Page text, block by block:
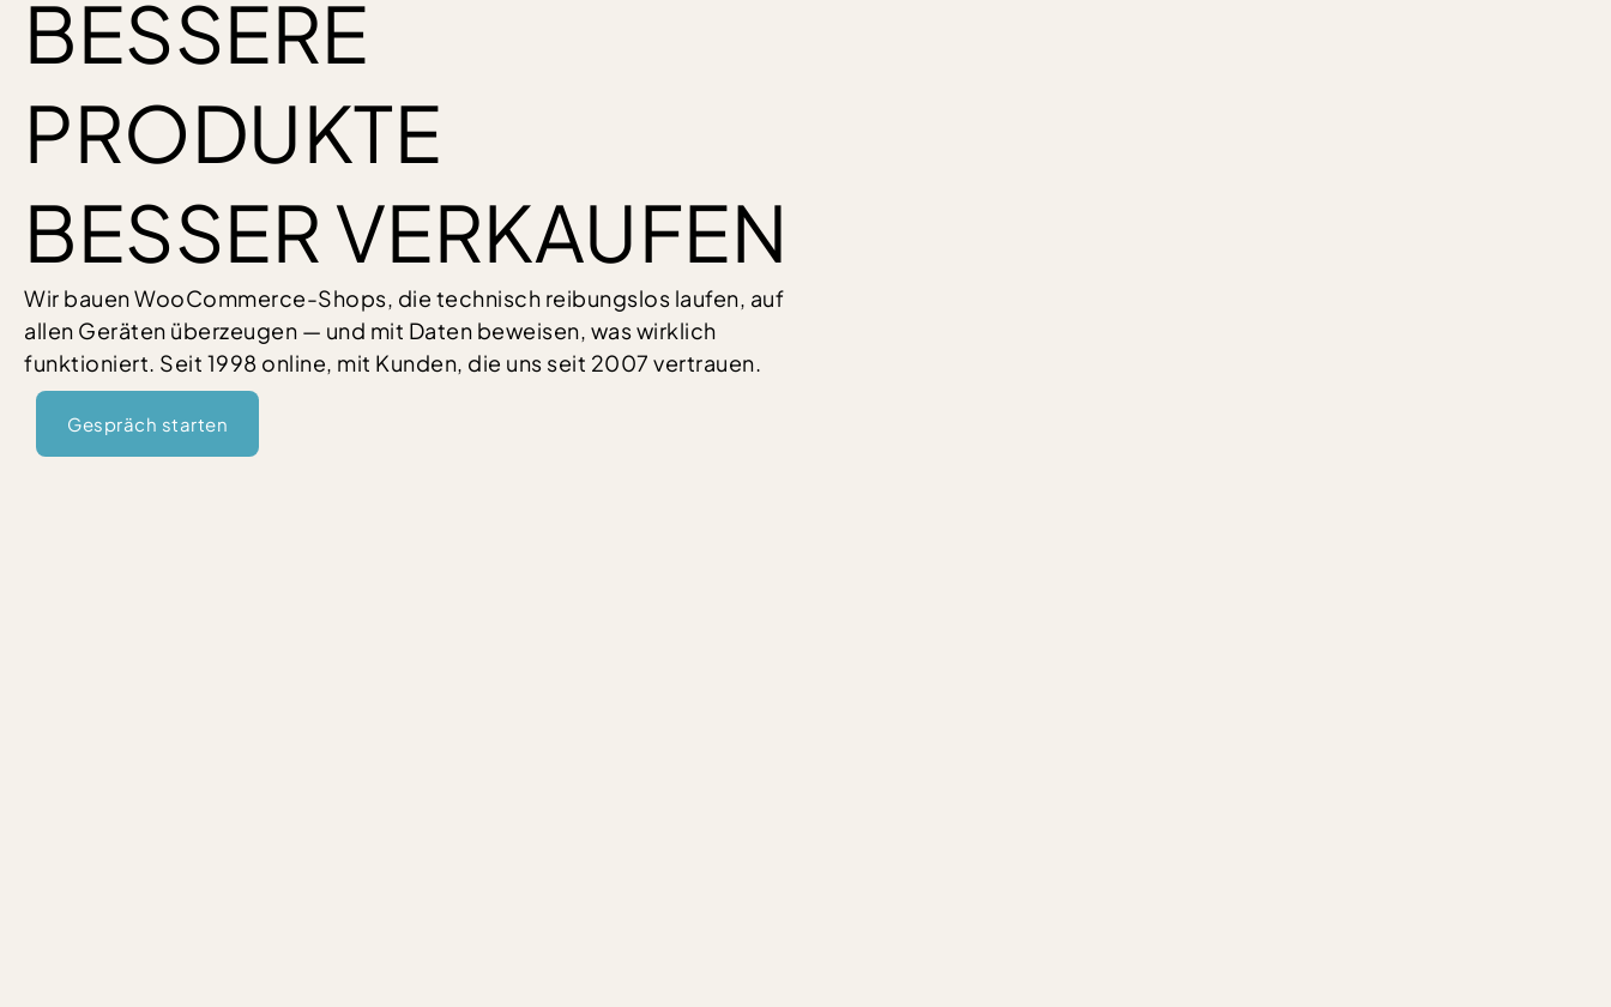
BESSERE
PRODUKTE
BESSER VERKAUFEN
Wir bauen WooCommerce-Shops, die technisch reibungslos laufen, auf
allen Geräten überzeugen — und mit Daten beweisen, was wirklich
funktioniert. Seit 1998 online, mit Kunden, die uns seit 2007 vertrauen.
Gespräch starten